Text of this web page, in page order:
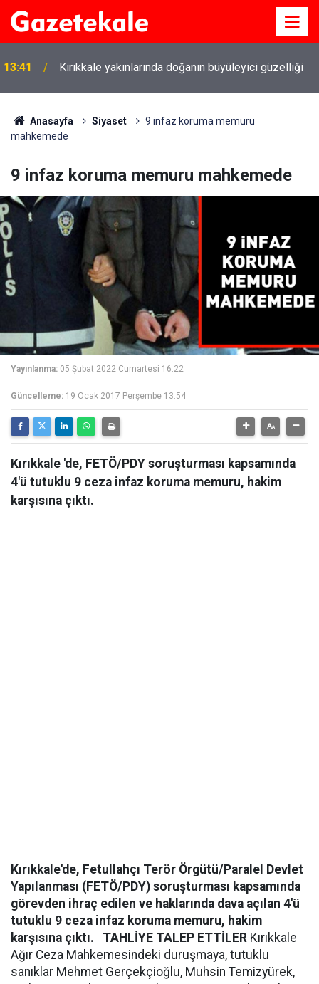
13:41 Kırıkkale yakınlarında doğanın büyüleyici güzelliği
Anasayfa Siyaset
9 infaz koruma memuru
mahkemede
9 infaz koruma memuru mahkemede
Yayınlanma: 05 Şubat 2022 Cumartesi 16:22
Güncelleme: 19 Ocak 2017 Perşembe 13:54
Kırıkkale 'de, FETÖ/PDY soruşturması kapsamında
4'ü tutuklu 9 ceza infaz koruma memuru, hakim
karşısına çıktı.
Kırıkkale'de, Fetullahçı Terör Örgütü/Paralel Devlet
Yapılanması (FETÖ/PDY) soruşturması kapsamında
görevden ihraç edilen ve haklarında dava açılan 4'ü
tutuklu 9 ceza infaz koruma memuru, hakim
karşısına çıktı.
TAHLİYE TALEP ETTİLER Kırıkkale
Ağır Ceza Mahkemesindeki duruşmaya, tutuklu
sanıklar Mehmet Gerçekçioğlu, Muhsin Temizyürek,